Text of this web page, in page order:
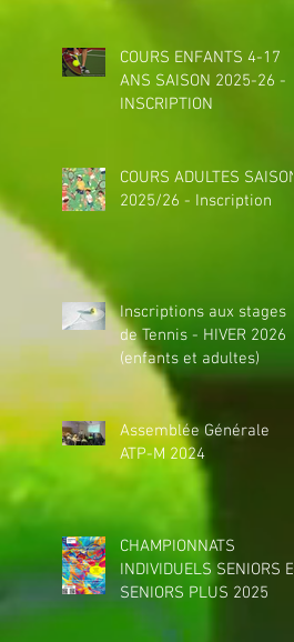
COURS ENFANTS 4-17
ANS SAISON 2025-26 -
INSCRIPTION
COURS ADULTES SAISON
2025/26 - Inscription
Inscriptions aux stages
de Tennis - HIVER 2026
(enfants et adultes)
Assemblée Générale
ATP-M 2024
CHAMPIONNATS
INDIVIDUELS SENIORS ET
SENIORS PLUS 2025